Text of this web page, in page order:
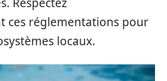
ces réglementations pour
locaux.